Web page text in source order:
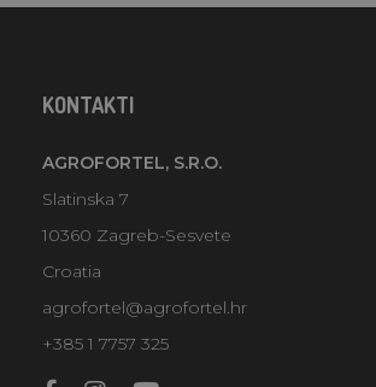
KONTAKTI
AGROFORTEL, S.R.O.
Slatinska 7
10360 Zagreb-Sesvete
Croatia
agrofortel@agrofortel.hr
+385 1 7757 325